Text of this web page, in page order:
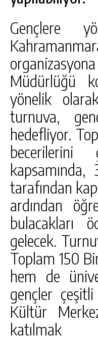
Gençlere
Müdürlüğü
yönelik
turnuva,
hedefliyor.
becerilerini
tarafından
ardından
bulacakları
gelecek.
Toplam 150
hem de
gençler
Kültür
GÖKSUN